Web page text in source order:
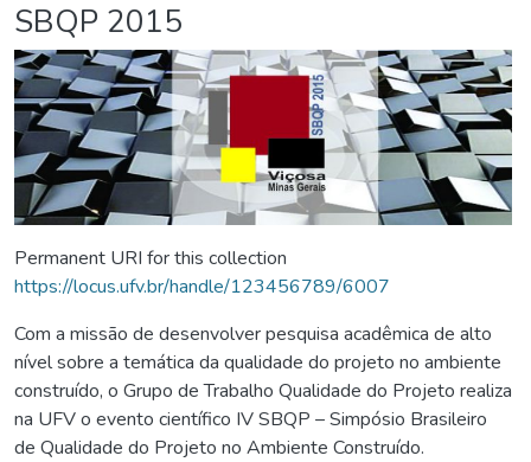
SBQP 2015
Permanent URI for this collection
https://locus.ufv.br/handle/123456789/6007
Com a missão de desenvolver pesquisa acadêmica de alto
nível sobre a temática da qualidade do projeto no ambiente
construído, o Grupo de Trabalho Qualidade do Projeto realiza
na UFV o evento científico IV SBQP – Simpósio Brasileiro
de Qualidade do Projeto no Ambiente Construído.